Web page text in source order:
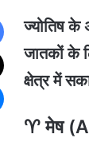
ज्योतिष के
जातकों के
क्षेत्र में
♈ मेष